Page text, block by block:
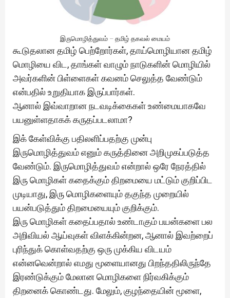
இருமொழித்துவம் – தமிழ் தகவல் மையம்
கூடுதலான தமிழ் பெற்றோர்கள், தாய்மொழியான தமிழ்
மொழியை விட, தாங்கள் வாழும் நாடுகளின் மொழியில்
அவர்களின் பிள்ளைகள் கவனம் செலுத்த வேண்டும்
என்பதில் உறுதியாக இருப்பார்கள்.
ஆனால் இவ்வாறான நடவடிக்கைகள் உண்மையாகவே
பயனுள்ளதாகக் கருதப்படலாமா?
இக் கேள்விக்கு பதிலளிப்பதற்கு முன்பு
இருமொழித்துவம் எனும் கருத்தினை அறிமுகப்படுத்த
வேண்டும். இருமொழித்துவம் என்றால் ஒரே நேரத்தில்
இரு மொழிகள் கதைக்கும் திறமையை மட்டும் குறிப்பிட
முடியாது, இரு மொழிகளையும் தகுந்த முறையில்
பயன்படுத்தும் திறமையையும் குறிக்கும்.
இரு மொழிகள் கதைப்பதால் உண்டாகும் பயன்களை பல
அறிவியல் ஆய்வுகள் விளக்கின்றன, ஆனால் இவற்றைப்
புரிந்துக் கொள்வதற்கு ஒரு முக்கிய விடயம்
என்னவென்றால் எமது மூளையானது பிறந்ததிலிருந்தே
இரண்டுக்கும் மேலான மொழிகளை நிர்வகிக்கும்
திறனைக் கொண்டது. மேலும், குழந்தையின் மூளை,